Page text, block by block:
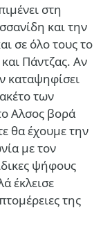
στη
και την
σε όλο τους το
Πάντζας. Αν
καταψηφίσει
των
Αλσος βορά
θα έχουμε την
με τον
ψήφους
έκλεισε
της